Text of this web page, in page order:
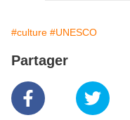
#culture #UNESCO
Partager